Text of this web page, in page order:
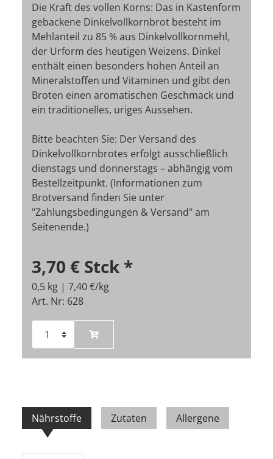
Die Kraft des vollen Korns: Das in Kastenform
gebackene Dinkelvollkornbrot besteht im
Mehlanteil zu 85 % aus Dinkelvollkornmehl,
der Urform des heutigen Weizens. Dinkel
enthält einen besonders hohen Anteil an
Mineralstoffen und Vitaminen und gibt den
Broten einen aromatischen Geschmack und
ein traditionelles, uriges Aussehen.
Bitte beachten Sie: Der Versand des
Dinkelvollkornbrotes erfolgt ausschließlich
dienstags und donnerstags – abhängig vom
Bestellzeitpunkt. (Informationen zum
Brotversand finden Sie unter
"Zahlungsbedingungen & Versand" am
Seitenende.)
3,70 € Stck *
0,5 kg | 7,40 €/kg
Art. Nr: 628
Nährstoffe Zutaten Allergene